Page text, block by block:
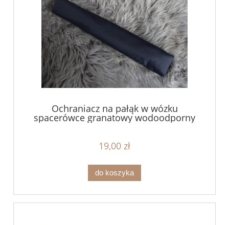
Ochraniacz na pałąk w wózku
spacerówce granatowy wodoodporny
19,00 zł
do koszyka